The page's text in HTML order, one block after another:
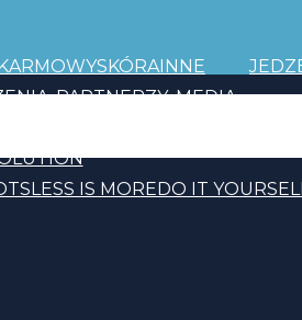
SKÓRAINNE
PARTNERZY MEDIA
LESS IS MOREDO IT